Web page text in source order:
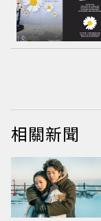
相關新聞